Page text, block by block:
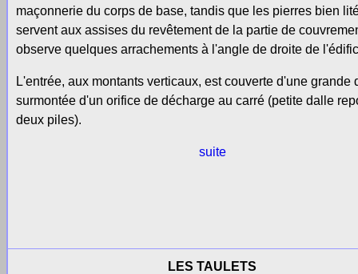
maçonnerie du corps de base, tandis que les pierres bien
servent aux assises du revêtement de la partie de
observe quelques arrachements à l'angle de droite de
L'entrée, aux montants verticaux, est couverte d'une grande
surmontée d'un orifice de décharge au carré (petite dalle
deux piles).
suite
LES TAULETS